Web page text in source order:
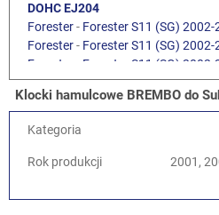
DOHC EJ204
Forester- Forester S11 (SG) 2002-
Forester- Forester S11 (SG) 2002-
Forester
Forester S11 (SG) 2002-
Forester-Forester S11 (SG) 2002-
Forester-Forester S11 (SG) 2002-
Forester-
Levorg/Tribeca/Ascent
Tribeca
Klocki hamulcowe BREMBO do
Kategoria
Rok produkcji
2001,